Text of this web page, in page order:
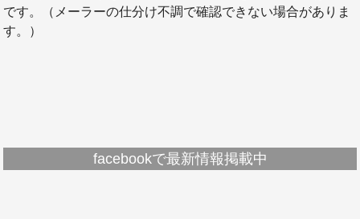
です。（メーラーの仕分け不調で確認できない場合がありま
す。）
facebookで最新情報掲載中